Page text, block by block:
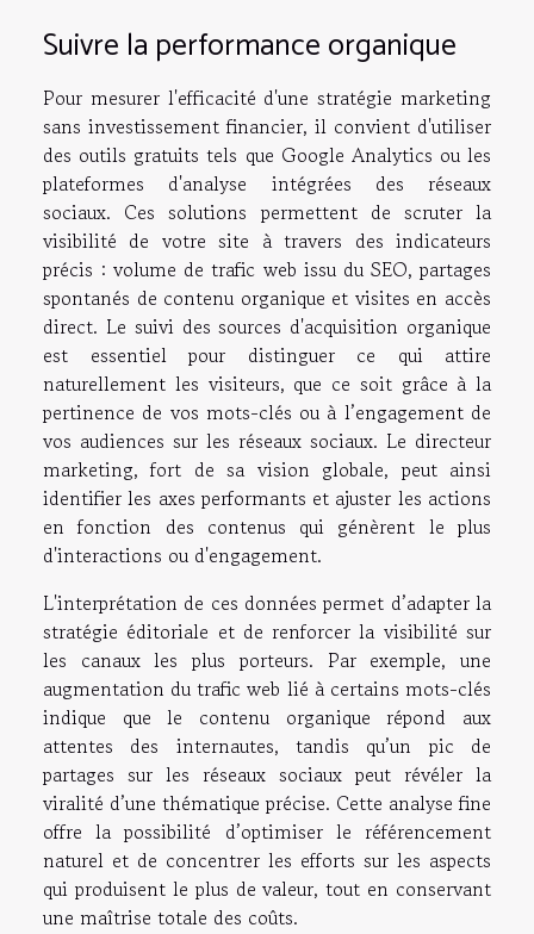
Suivre la performance organique
Pour mesurer l'efficacité d'une stratégie marketing
sans investissement financier, il convient d'utiliser
des outils gratuits tels que Google Analytics ou les
plateformes d'analyse intégrées des réseaux
sociaux. Ces solutions permettent de scruter la
visibilité de votre site à travers des indicateurs
précis : volume de trafic web issu du SEO, partages
spontanés de contenu organique et visites en accès
direct. Le suivi des sources d'acquisition organique
est essentiel pour distinguer ce qui attire
naturellement les visiteurs, que ce soit grâce à la
pertinence de vos mots-clés ou à l’engagement de
vos audiences sur les réseaux sociaux. Le directeur
marketing, fort de sa vision globale, peut ainsi
identifier les axes performants et ajuster les actions
en fonction des contenus qui génèrent le plus
d'interactions ou d'engagement.
L'interprétation de ces données permet d’adapter la
stratégie éditoriale et de renforcer la visibilité sur
les canaux les plus porteurs. Par exemple, une
augmentation du trafic web lié à certains mots-clés
indique que le contenu organique répond aux
attentes des internautes, tandis qu’un pic de
partages sur les réseaux sociaux peut révéler la
viralité d’une thématique précise. Cette analyse fine
offre la possibilité d’optimiser le référencement
naturel et de concentrer les efforts sur les aspects
qui produisent le plus de valeur, tout en conservant
une maîtrise totale des coûts.